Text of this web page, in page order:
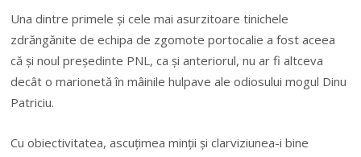
Una dintre primele și cele mai asurzitoare tinichele
zdrăngănite de echipa de zgomote portocalie a fost aceea
că și noul președinte PNL, ca și anteriorul, nu ar fi altceva
decât o marionetă în mâinile hulpave ale odiosului mogul Dinu
Patriciu.
Cu obiectivitatea, ascuțimea minții și clarviziunea-i bine